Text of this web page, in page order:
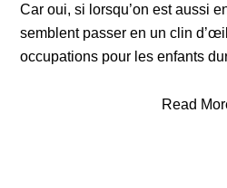
Car oui, si lorsqu’on est aussi
semblent passer en un clin
occupations pour les enfants
Read